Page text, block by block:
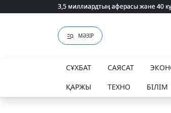
3,5 миллиардтың аферасы және 40
3,5 миллиардтың аферасы және 40
МӘЗІР
СҰХБАТ САЯСАТ
ҚАРЖЫ
ТЕХНО БІЛІМ